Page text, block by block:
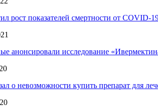
рост показателей смертности от COVID-
анонсировали исследование
о невозможности купить препарат для